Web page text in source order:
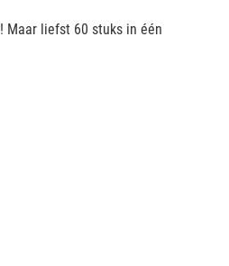
Maar liefst 60 stuks in één